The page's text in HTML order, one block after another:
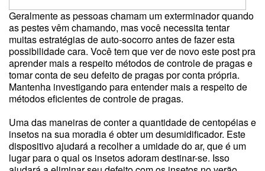
Geralmente as pessoas chamam um exterminador quando
as pestes vêm chamando, mas você necessita tentar
muitas estratégias de auto-socorro antes de fazer esta
possibilidade cara. Você tem que ver de novo este post pra
aprender mais a respeito métodos de controle de pragas e
tomar conta de seu defeito de pragas por conta própria.
Mantenha investigando para entender mais a respeito de
métodos eficientes de controle de pragas.
Uma das maneiras de conter a quantidade de centopéias e
insetos na sua moradia é obter um desumidificador. Este
dispositivo ajudará a recolher a umidade do ar, que é um
lugar para o qual os insetos adoram destinar-se. Isso